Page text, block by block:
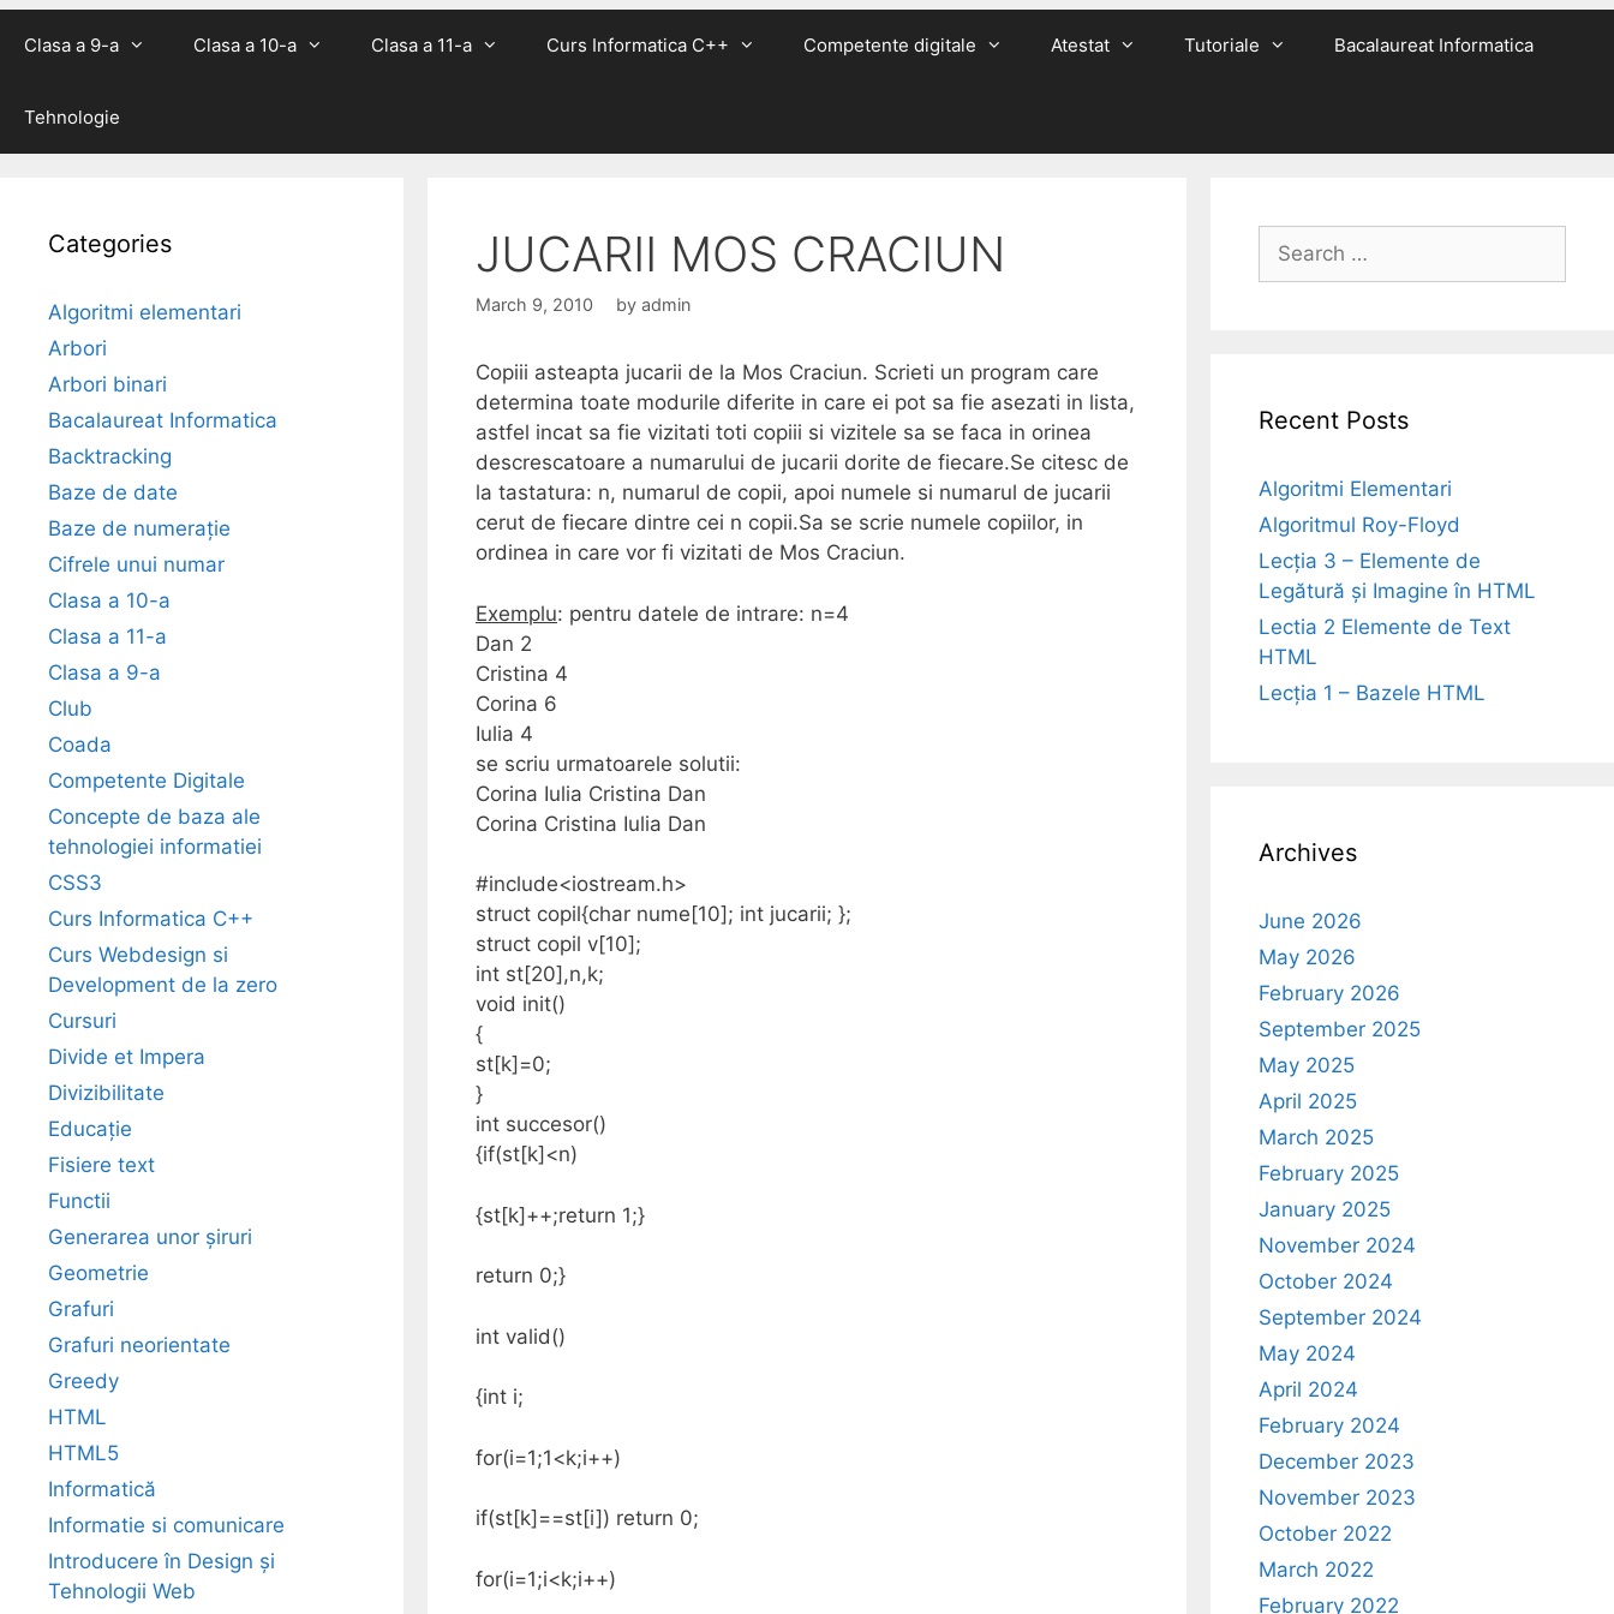
Clasa a 9-a Clasa a 10-a Clasa a 11-a Curs Informatica C++ Competente digitale Atestat Tutoriale Bacalaureat Informatica
Tehnologie
JUCARII MOS CRACIUN
March 9, 2010 by admin
Copiii asteapta jucarii de la Mos Craciun. Scrieti un program care
determina toate modurile diferite in care ei pot sa fie asezati in lista,
astfel incat sa fie vizitati toti copiii si vizitele sa se faca in orinea
descrescatoare a numarului de jucarii dorite de fiecare.Se citesc de
la tastatura: n, numarul de copii, apoi numele si numarul de jucarii
cerut de fiecare dintre cei n copii.Sa se scrie numele copiilor, in
ordinea in care vor fi vizitati de Mos Craciun.
Exemplu: pentru datele de intrare: n=4
Dan 2
Cristina 4
Corina 6
Iulia 4
se scriu urmatoarele solutii:
Corina Iulia Cristina Dan
Corina Cristina Iulia Dan
#include<iostream.h>
struct copil{char nume[10]; int jucarii; };
struct copil v[10];
int st[20],n,k;
void init()
{
st[k]=0;
}
int succesor()
{if(st[k]<n)
{st[k]++;return 1;}
return 0;}
int valid()
{int i;
for(i=1;1<k;i++)
if(st[k]==st[i]) return 0;
for(i=1;i<k;i++)
Categories
Algoritmi elementari
Arbori
Arbori binari
Bacalaureat Informatica
Backtracking
Baze de date
Baze de numerație
Cifrele unui numar
Clasa a 10-a
Clasa a 11-a
Clasa a 9-a
Club
Coada
Competente Digitale
Concepte de baza ale
tehnologiei informatiei
CSS3
Curs Informatica C++
Curs Webdesign si
Development de la zero
Cursuri
Divide et Impera
Divizibilitate
Educație
Fisiere text
Functii
Generarea unor șiruri
Geometrie
Grafuri
Grafuri neorientate
Greedy
HTML
HTML5
Informatică
Informatie si comunicare
Introducere în Design și
Tehnologii Web
Search
for:
Recent Posts
Algoritmi Elementari
Algoritmul Roy-Floyd
Lecția 3 – Elemente de
Legătură și Imagine în HTML
Lectia 2 Elemente de Text
HTML
Lecția 1 – Bazele HTML
Archives
June 2026
May 2026
February 2026
September 2025
May 2025
April 2025
March 2025
February 2025
January 2025
November 2024
October 2024
September 2024
May 2024
April 2024
February 2024
December 2023
November 2023
October 2022
March 2022
February 2022